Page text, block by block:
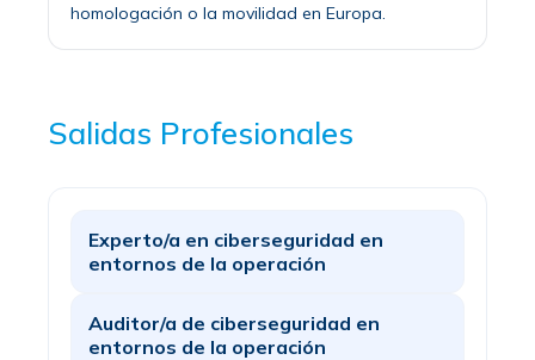
homologación o la movilidad en Europa.
Salidas Profesionales
Experto/a en ciberseguridad en
entornos de la operación
Auditor/a de ciberseguridad en
entornos de la operación